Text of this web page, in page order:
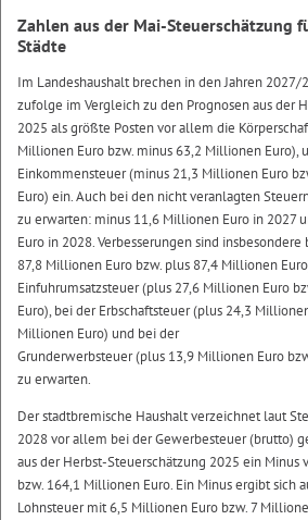
Zahlen aus der Mai-Steuerschätzung
Städte
Im Landeshaushalt brechen in den Jahren 2027/
zufolge im Vergleich zu den Prognosen aus der
2025 als größte Posten vor allem die
Millionen Euro bzw. minus 63,2 Millionen Euro),
Einkommensteuer (minus 21,3 Millionen Euro
Euro) ein. Auch bei den nicht veranlagten
zu erwarten: minus 11,6 Millionen Euro in 2027
Euro in 2028. Verbesserungen sind
87,8 Millionen Euro bzw. plus 87,4 Millionen
Einfuhrumsatzsteuer (plus 27,6 Millionen Euro
Euro), bei der Erbschaftsteuer (plus 24,3
Millionen Euro) und bei der
Grunderwerbsteuer (plus 13,9 Millionen Euro
zu erwarten.
Der stadtbremische Haushalt verzeichnet laut
2028 vor allem bei der Gewerbesteuer (brutto)
aus der Herbst-Steuerschätzung 2025 ein Minus
bzw. 164,1 Millionen Euro. Ein Minus ergibt sich
Lohnsteuer mit 6,5 Millionen Euro bzw. 7